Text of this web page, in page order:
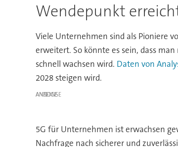
Wendepunkt
Viele Unternehmen sind als Pioniere
erweitert. So könnte es sein, dass
schnell wachsen wird. Daten von
2028 steigen wird.
ANZEIGE
5G für Unternehmen ist erwachsen
Nachfrage nach sicherer und